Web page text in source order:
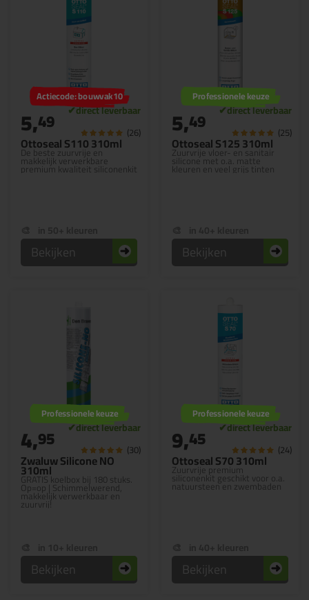
Ottoseal S110 310ml
De beste zuurvrije en
makkelijk verwerkbare
premium kwaliteit siliconenkit
Actiecode: bouwvak10
5,49 (26)
Bekijken
Ottoseal S125 310ml
Zuurvrije vloer- en sanitair
silicone met o.a. matte
kleuren en veel grijs tinten
Professionele keuze
5,49 (25)
Bekijken
Zwaluw Silicone NO
310ml
GRATIS koelbox bij 180 stuks.
Op=op | Schimmelwerend,
makkelijk verwerkbaar en
zuurvrij!
Professionele keuze
4,95 (30)
Bekijken
Ottoseal S70 310ml
Zuurvrije premium
siliconenkit geschikt voor o.a.
natuursteen en zwembaden
Professionele keuze
9,45 (24)
Bekijken